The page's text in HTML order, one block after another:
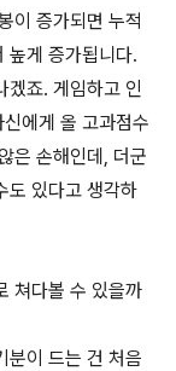
이 증가되면 누적
높게 증가됩니다.
겠죠. 게임하고 인
에게 올 고과점수
은 손해인데, 더군
도 있다고 생각하
쳐다볼 수 있을까
분이 드는 건 처음